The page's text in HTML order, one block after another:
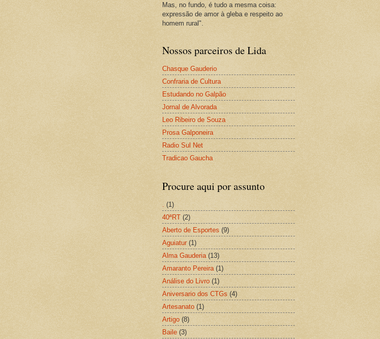
Mas, no fundo, é tudo a mesma coisa:
expressão de amor à gleba e respeito ao
homem rural".
Nossos parceiros de Lida
Chasque Gauderio
Confraria de Cultura
Estudando no Galpão
Jornal de Alvorada
Leo Ribeiro de Souza
Prosa Galponeira
Radio Sul Net
Tradicao Gaucha
Procure aqui por assunto
(1)
40ªRT (2)
Aberto de Esportes (9)
Aguiatur (1)
Alma Gauderia (13)
Amaranto Pereira (1)
Análise do Livro (1)
Aniversario dos CTGs (4)
Artesanato (1)
Artigo (8)
Baile (3)